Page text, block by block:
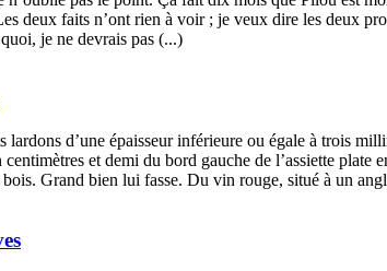
deux faits n’ont rien à voir ; je veux dire les deux
je ne devrais pas (...)
d’une épaisseur inférieure ou égale à trois
et demi du bord gauche de l’assiette
Grand bien lui fasse. Du vin rouge, situé à un